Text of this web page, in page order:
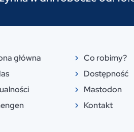
główna
Co robimy?
Dostępność
Mastodon
Kontakt